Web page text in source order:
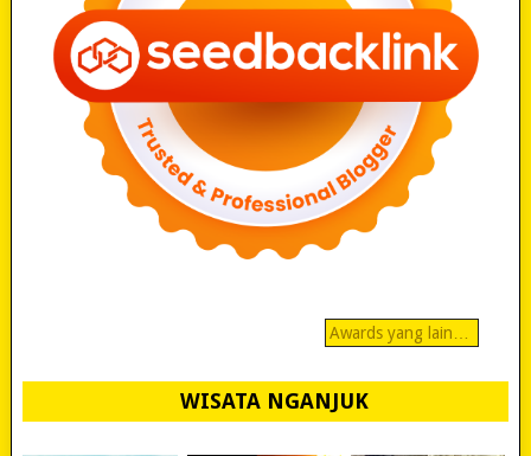
Awards yang lain…
WISATA NGANJUK